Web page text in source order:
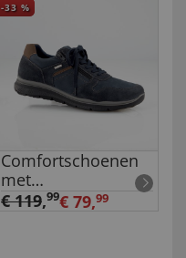
-33 %
Comfortschoenen
met
klimaatmembraan
€ 119,99€ 79,99